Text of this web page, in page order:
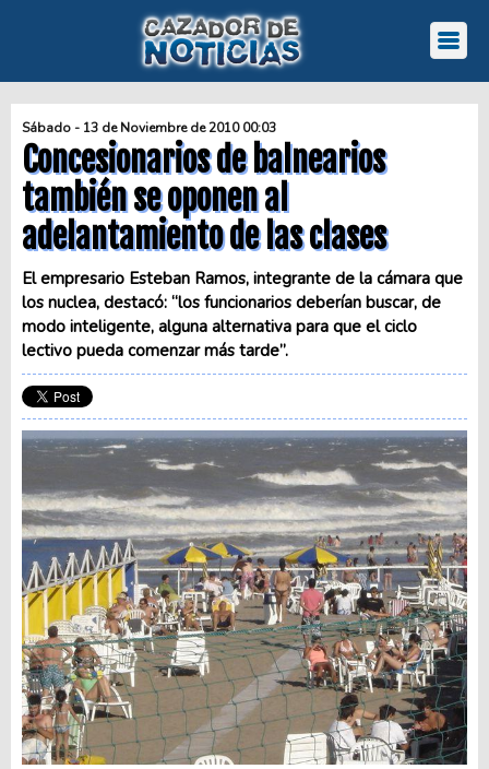
Sábado - 13 de Noviembre de 2010 00:03
Concesionarios de balnearios
también se oponen al
adelantamiento de las clases
El empresario Esteban Ramos, integrante de la cámara que
los nuclea, destacó: “los funcionarios deberían buscar, de
modo inteligente, alguna alternativa para que el ciclo
lectivo pueda comenzar más tarde”.